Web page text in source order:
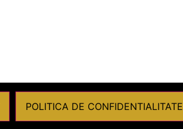
POLITICA DE CONFIDENTIALITATE